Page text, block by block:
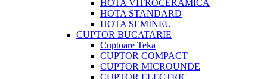
HOTA VITROCERAMICA
HOTA STANDARD
HOTA SEMINEU
CUPTOR BUCATARIE
Cuptoare Teka
CUPTOR COMPACT
CUPTOR MICROUNDE
CUPTOR ELECTRIC